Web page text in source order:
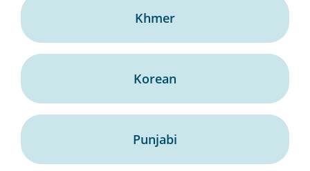
Khmer
Korean
Punjabi